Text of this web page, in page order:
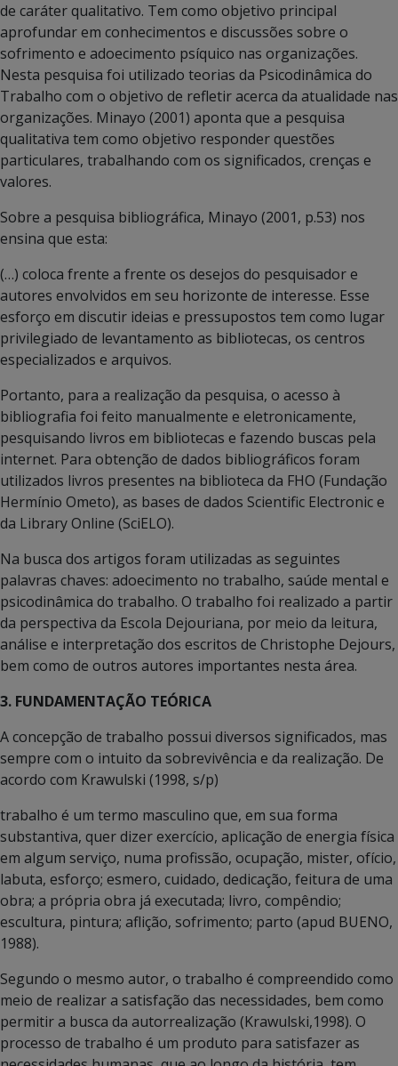
de caráter qualitativo. Tem como objetivo principal
aprofundar em conhecimentos e discussões sobre o
sofrimento e adoecimento psíquico nas organizações.
Nesta pesquisa foi utilizado teorias da Psicodinâmica do
Trabalho com o objetivo de refletir acerca da atualidade nas
organizações. Minayo (2001) aponta que a pesquisa
qualitativa tem como objetivo responder questões
particulares, trabalhando com os significados, crenças e
valores.
Sobre a pesquisa bibliográfica, Minayo (2001, p.53) nos
ensina que esta:
(…) coloca frente a frente os desejos do pesquisador e
autores envolvidos em seu horizonte de interesse. Esse
esforço em discutir ideias e pressupostos tem como lugar
privilegiado de levantamento as bibliotecas, os centros
especializados e arquivos.
Portanto, para a realização da pesquisa, o acesso à
bibliografia foi feito manualmente e eletronicamente,
pesquisando livros em bibliotecas e fazendo buscas pela
internet. Para obtenção de dados bibliográficos foram
utilizados livros presentes na biblioteca da FHO (Fundação
Hermínio Ometo), as bases de dados Scientific Electronic e
da Library Online (SciELO).
Na busca dos artigos foram utilizadas as seguintes
palavras chaves: adoecimento no trabalho, saúde mental e
psicodinâmica do trabalho. O trabalho foi realizado a partir
da perspectiva da Escola Dejouriana, por meio da leitura,
análise e interpretação dos escritos de Christophe Dejours,
bem como de outros autores importantes nesta área.
3. FUNDAMENTAÇÃO TEÓRICA
A concepção de trabalho possui diversos significados, mas
sempre com o intuito da sobrevivência e da realização. De
acordo com Krawulski (1998, s/p)
trabalho é um termo masculino que, em sua forma
substantiva, quer dizer exercício, aplicação de energia física
em algum serviço, numa profissão, ocupação, mister, ofício,
labuta, esforço; esmero, cuidado, dedicação, feitura de uma
obra; a própria obra já executada; livro, compêndio;
escultura, pintura; aflição, sofrimento; parto (apud BUENO,
1988).
Segundo o mesmo autor, o trabalho é compreendido como
meio de realizar a satisfação das necessidades, bem como
permitir a busca da autorrealização (Krawulski,1998). O
processo de trabalho é um produto para satisfazer as